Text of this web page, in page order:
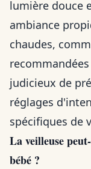
lumière douce
ambiance
chaudes,
judicieux de
réglages
spécifiques de
La veilleuse
bébé ?